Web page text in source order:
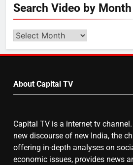
उत्तर प्रदेश में
बढ़ा पंचायतों का
7
चुनाव से पहले
दिल्ली कोर्ट ने
Search Video by Month
Search
by
About Capital TV
Capital TV is a internet tv
new discourse of new India, the
offering in-depth analyses on
economic issues, provides news